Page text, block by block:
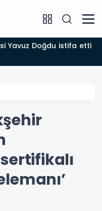
Yavuz Doğdu istifa etti